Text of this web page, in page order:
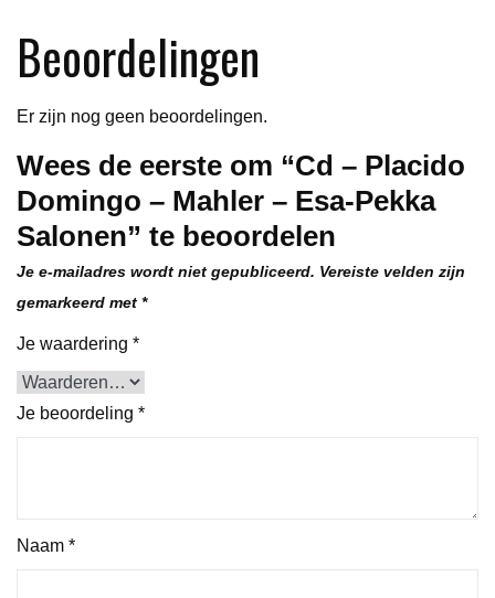
Pekka
Salonen
Beoordelingen
Er zijn nog geen beoordelingen.
Wees de eerste om “Cd – Placido
Domingo – Mahler – Esa-Pekka
Salonen” te beoordelen
Je e-mailadres wordt niet gepubliceerd. Vereiste velden zijn
gemarkeerd met *
Je waardering *
Je beoordeling *
Naam *